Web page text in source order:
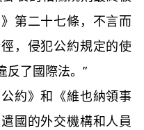
第二十七條，不言而
，侵犯公約規定的使
反了國際法。”
約》和《維也納領事
國的外交機構和人員